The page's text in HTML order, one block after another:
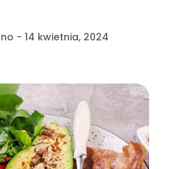
- 14 kwietnia, 2024